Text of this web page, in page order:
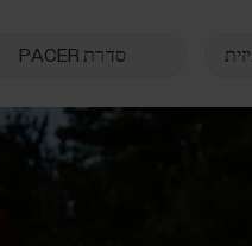
סדרת PACER